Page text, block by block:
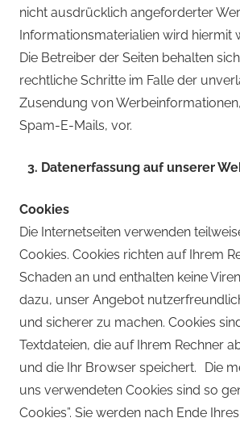
nicht ausdrücklich angeforderter
Informationsmaterialien wird hiermit
Die Betreiber der Seiten behalten
rechtliche Schritte im Falle der
Zusendung von
Spam-E-Mails, vor.
3. Datenerfassung auf unserer
Cookies
Die Internetseiten verwenden
Cookies. Cookies richten auf Ihrem
Schaden an und enthalten keine
dazu, unser Angebot
und sicherer zu machen. Cookies
Textdateien, die auf Ihrem Rechner
und die Ihr Browser speichert. Die
uns verwendeten Cookies sind so
Cookies”. Sie werden nach Ende